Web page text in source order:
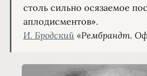
столь сильно осязаемое
И. Бродский «Рембрандт.